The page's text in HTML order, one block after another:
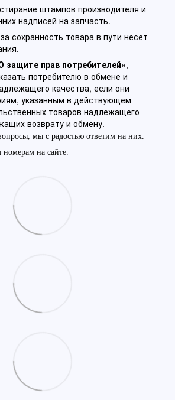
штампов производителя и
надписей на запчасть.
сохранность товара в пути несет
защите прав потребителей»,
потребителю в обмене и
качества, если они
указанным в действующем
товаров надлежащего
возврату и обмену.
мы с радостью ответим на них.
на сайте.